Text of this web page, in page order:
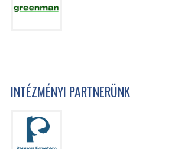
INTÉZMÉNYI PARTNERÜNK